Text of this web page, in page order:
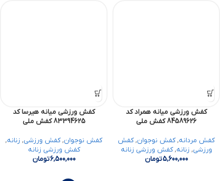
کفش ورزشی میانه همراد کد
84589626 کفش ملی
کفش مردانه,کفش نوجوان,کفش
ورزشی, زنانه,کفش ورزشی زنانه
5,600,000تومان
کفش ورزشی میانه هیرسا کد
83394625 کفش ملی
کفش نوجوان,کفش ورزشی, زنانه,
کفش ورزشی زنانه
6,500,000تومان